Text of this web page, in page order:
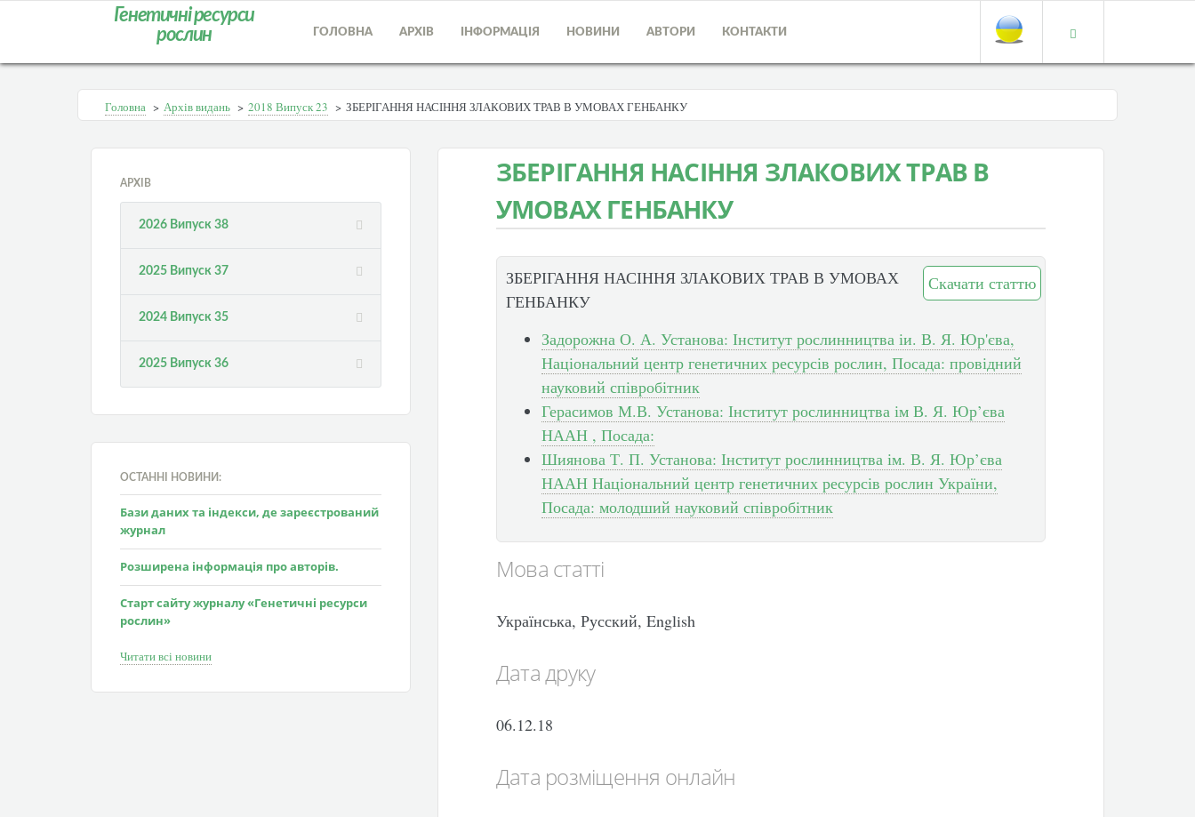
Генетичні ресурси
рослин
ГОЛОВНА АРХІВ ІНФОРМАЦІЯ НОВИНИ АВТОРИ КОНТАКТИ
Головна > Архів видань > 2018 Випуск 23 > ЗБЕРІГАННЯ НАСІННЯ ЗЛАКОВИХ ТРАВ В УМОВАХ ГЕНБАНКУ
АРХІВ
2026 Випуск 38
2025 Випуск 37
2024 Випуск 35
2025 Випуск 36
ОСТАННІ НОВИНИ:
Бази даних та індекси, де зареєстрований
журнал
Розширена інформація про авторів.
Старт сайту журналу «Генетичні ресурси
рослин»
Читати всі новини
ЗБЕРІГАННЯ НАСІННЯ ЗЛАКОВИХ ТРАВ В
УМОВАХ ГЕНБАНКУ
Скачати статтю
ЗБЕРІГАННЯ НАСІННЯ ЗЛАКОВИХ ТРАВ В УМОВАХ
ГЕНБАНКУ
Задорожна О. А. Установа: Інститут рослинництва іи. В. Я. Юр'єва,
Національний центр генетичних ресурсів рослин, Посада: провідний
науковий співробітник
Герасимов М.В. Установа: Інститут рослинництва ім В. Я. Юр’єва
НААН , Посада:
Шиянова Т. П. Установа: Інститут рослинництва ім. В. Я. Юр’єва
НААН Національний центр генетичних ресурсів рослин України,
Посада: молодший науковий співробітник
Мова статті
Українська, Русский, English
Дата друку
06.12.18
Дата розміщення онлайн